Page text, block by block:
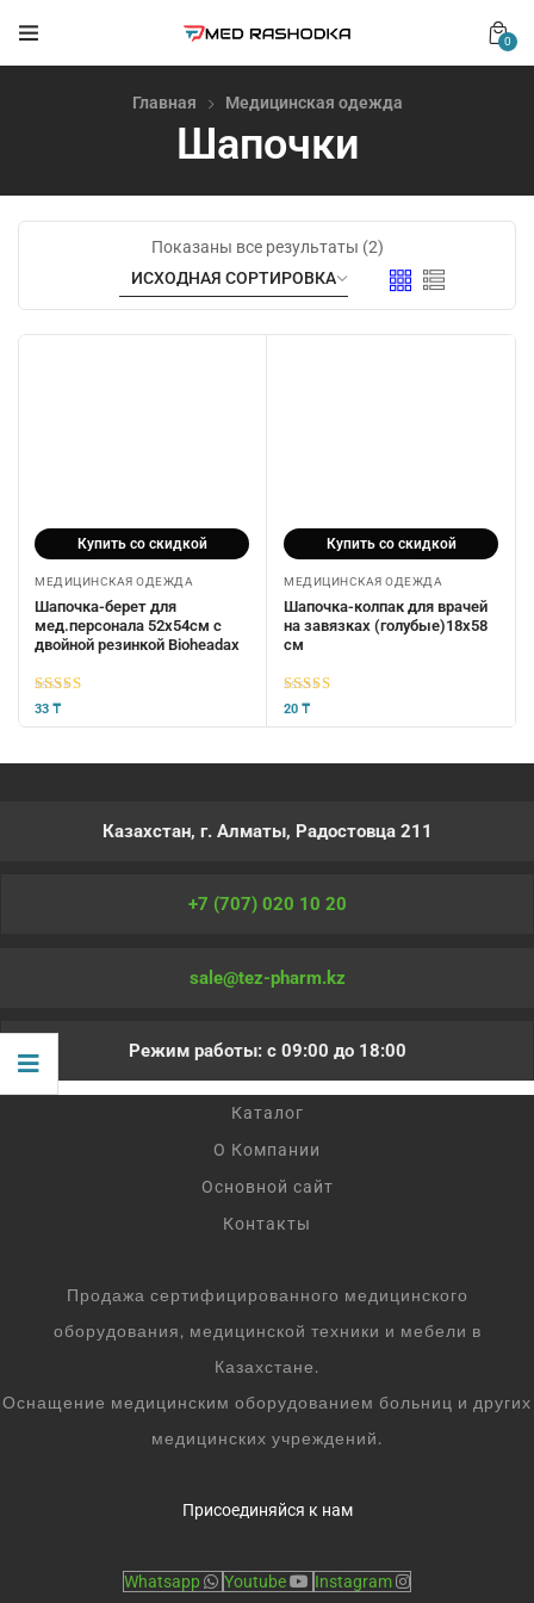
0
Главная Медицинская одежда
Шапочки
Показаны все результаты (2)
Купить со скидкой
МЕДИЦИНСКАЯ ОДЕЖДА
Шапочка-берет для
мед.персонала 52х54см c
двойной резинкой Bioheadax
5из 5
33 ₸
Купить со скидкой
МЕДИЦИНСКАЯ ОДЕЖДА
Шапочка-колпак для врачей
на завязках (голубые)18х58
см
5из 5
20 ₸
Казахстан, г. Алматы, Радостовца 211
+7 (707) 020 10 20
sale@tez-pharm.kz
Режим работы: с 09:00 до 18:00
Каталог
О Компании
Основной сайт
Контакты
Продажа сертифицированного медицинского
оборудования, медицинской техники и мебели в
Казахстане.
Оснащение медицинским оборудованием больниц и других
медицинских учреждений.
Присоединяйся к нам
Whatsapp Youtube Instagram